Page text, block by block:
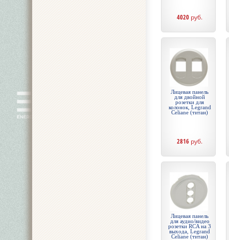
4020 руб.
Лицевая панель
для двойной
розетки для
колонок, Legrand
Celiane (титан)
2816 руб.
Лицевая панель
для аудио/видео
розетки RCA на 3
выхода, Legrand
Celiane (титан)